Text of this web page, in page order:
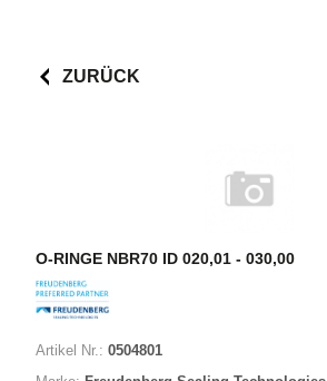
ZURÜCK
O-RINGE NBR70 ID 020,01 - 030,00
Artikel Nr.: 0504801